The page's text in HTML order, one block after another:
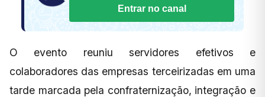
Entrar no canal
O evento reuniu servidores efetivos e
colaboradores das empresas terceirizadas em uma
tarde marcada pela confraternização, integração e